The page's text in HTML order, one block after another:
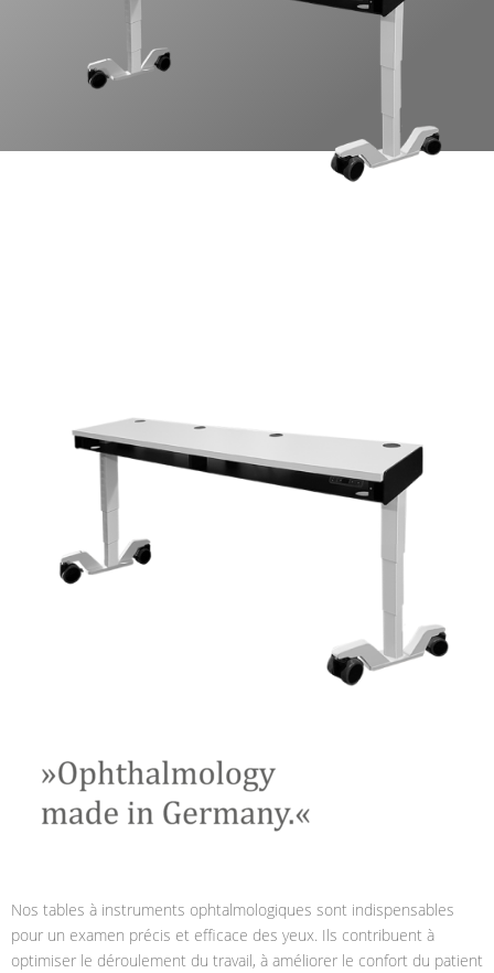
Nos tables à instruments ophtalmologiques sont indispensables
pour un examen précis et efficace des yeux. Ils contribuent à
optimiser le déroulement du travail, à améliorer le confort du patient